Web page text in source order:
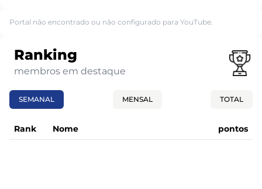
Portal não encontrado ou não configurado para YouTube.
Ranking
membros em destaque
SEMANAL MENSAL TOTAL
Rank Nome pontos